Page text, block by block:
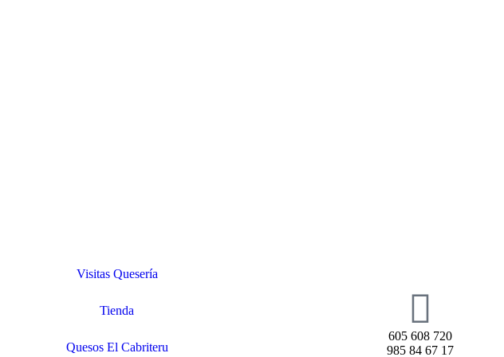
Visitas Quesería
Tienda
Quesos El Cabriteru
605 608 720
985 84 67 17